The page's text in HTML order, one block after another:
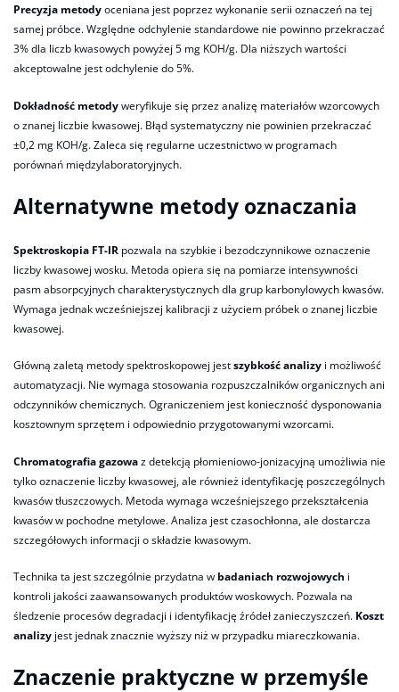
Precyzja metodyoceniana jest poprzez wykonanie serii oznaczeń na tej
samej próbce. Względne odchylenie standardowe nie powinno przekraczać
3% dla liczb kwasowych powyżej 5 mg KOH/g. Dla niższych wartości
akceptowalne jest odchylenie do 5%.
Dokładność metodyweryfikuje się przez analizę materiałów wzorcowych
o znanej liczbie kwasowej. Błąd systematyczny nie powinien przekraczać
±0,2 mg KOH/g. Zaleca się regularne uczestnictwo w programach
porównań międzylaboratoryjnych.
Alternatywne metody oznaczania
Spektroskopia FT-IR pozwala na szybkie i bezodczynnikowe oznaczenie
liczby kwasowej wosku. Metoda opiera się na pomiarze intensywności
pasm absorpcyjnych charakterystycznych dla grup karbonylowych kwasów.
Wymaga jednak wcześniejszej kalibracji z użyciem próbek o znanej liczbie
kwasowej.
Główną zaletą metody spektroskopowej jestszybkość analizy i możliwość
automatyzacji. Nie wymaga stosowania rozpuszczalników organicznych ani
odczynników chemicznych. Ograniczeniem jest konieczność dysponowania
kosztownym sprzętem i odpowiednio przygotowanymi wzorcami.
Chromatografia gazowaz detekcją płomieniowo-jonizacyjną umożliwia nie
tylko oznaczenie liczby kwasowej, ale również identyfikację poszczególnych
kwasów tłuszczowych. Metoda wymaga wcześniejszego przekształcenia
kwasów w pochodne metylowe. Analiza jest czasochłonna, ale dostarcza
szczegółowych informacji o składzie kwasowym.
Technika ta jest szczególnie przydatna w badaniach rozwojowych i
kontroli jakości zaawansowanych produktów woskowych. Pozwala na
śledzenie procesów degradacji i identyfikację źródeł zanieczyszczeń. Koszt
analizy jest jednak znacznie wyższy niż w przypadku miareczkowania.
Znaczenie praktyczne w przemyśle